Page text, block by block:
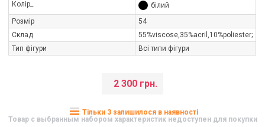
Колір_
білий
Розмір
54
Склад
55%viscose,35%aсril,10%poliester;
Тип фігури
Всі типи фігури
2 300 грн.
Тільки 3 залишилося в наявності
Товар с выбранным набором характеристик недоступен для покупки